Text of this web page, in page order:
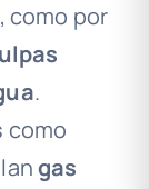
, como por
.
como
gas